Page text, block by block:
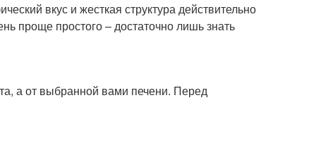
вкус и жесткая структура действительно
проще простого – достаточно лишь знать
а от выбранной вами печени. Перед